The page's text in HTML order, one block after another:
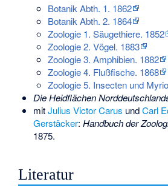
Botanik Abth. 1. 1862
Botanik Abth. 2. 1864
Zoologie 1. Säugethiere. 1852
Zoologie 2. Vögel. 1883
Zoologie 3. Amphibien. 1882
Zoologie 4. Flußfische. 1868
Zoologie 5. Insecten und
Die Heidflächen
mitJulius Victor Carus undCarl
Gerstäcker: Handbuch der
1875.
Literatur